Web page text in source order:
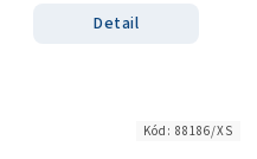
Detail
Kód: 88186/XS